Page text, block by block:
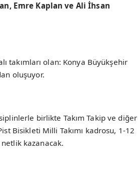
Emre Kaplan ve Ali İhsan
takımları olan: Konya Büyükşehir
oluşuyor.
birlikte Takım Takip ve diğer
Bisikleti Milli Takımı kadrosu, 1-12
kazanacak.